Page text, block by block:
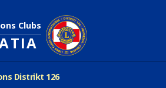
Clubs
Distrikt 126